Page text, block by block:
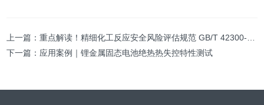
上一篇：重点解读！精细化工反应安全风险评估规范 GB/T 42300-2022
下一篇： 应用案例｜锂金属固态电池绝热热失控特性测试